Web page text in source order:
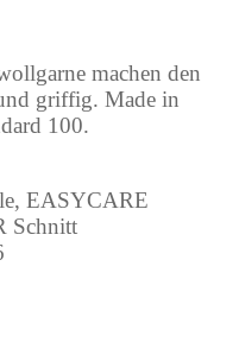
machen den
griffig. Made in
100.
EASYCARE
Schnitt